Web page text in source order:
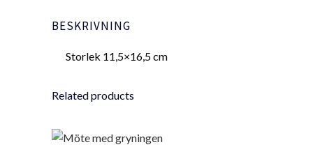
BESKRIVNING
Storlek 11,5×16,5 cm
Related products